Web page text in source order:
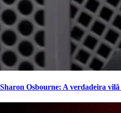
Sharon Osbourne: A verdadeira